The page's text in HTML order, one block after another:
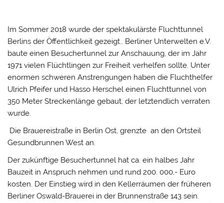
Im Sommer 2018 wurde der spektakulärste Fluchttunnel
Berlins der Öffentlichkeit gezeigt.. Berliner Unterwelten e.V.
baute einen Besuchertunnel zur Anschauung, der im Jahr
1971 vielen Flüchtlingen zur Freiheit verhelfen sollte. Unter
enormen schweren Anstrengungen haben die Fluchthelfer
Ulrich Pfeifer und Hasso Herschel einen Fluchttunnel von
350 Meter Streckenlänge gebaut, der letztendlich verraten
wurde.
Die Brauereistraße in Berlin Ost, grenzte an den Ortsteil
Gesundbrunnen West an.
Der zukünftige Besuchertunnel hat ca. ein halbes Jahr
Bauzeit in Anspruch nehmen und rund 200. 000,- Euro
kosten. Der Einstieg wird in den Kellerräumen der früheren
Berliner Oswald-Brauerei in der Brunnenstraße 143 sein.